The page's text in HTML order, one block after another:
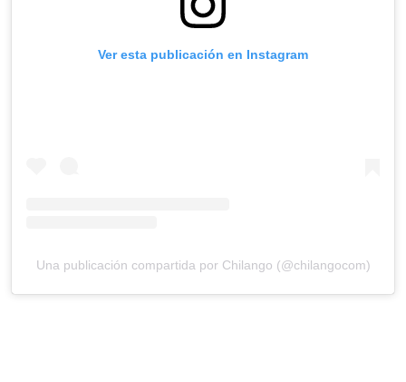
Ver esta publicación en Instagram
Una publicación compartida por Chilango (@chilangocom)